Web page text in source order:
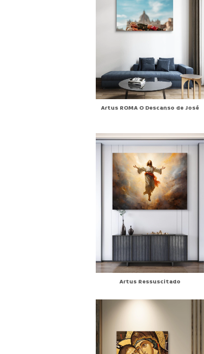
Artus ROMA O Descanso de José
Artus Ressuscitado